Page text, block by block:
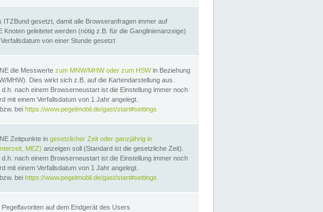
ITZBund gesetzt, damit alle Browseranfragen immer auf
Knoten geleitetet werden (nötig z.B. für die Ganglinienanzeige)
von einer Stunde gesetzt
die Messwerte zum MNW/MHW oder zum HSWin Beziehung
MHW). Dies wirkt sich z.B. auf die Kartendarstellung aus.
nach einem Browserneustart ist die Einstellung immer noch
mit einem Verfallsdatum von 1 Jahr angelegt.
bzw. bei https://www.pegelmobil.de/gast/start#settings
Zeitpunkte in gesetzlicher Zeit oder ganzjährig in
MEZ) anzeigen soll (Standard ist die gesetzliche Zeit).
nach einem Browserneustart ist die Einstellung immer noch
mit einem Verfallsdatum von 1 Jahr angelegt.
bzw. bei https://www.pegelmobil.de/gast/start#settings
auf dem Endgerät des Users